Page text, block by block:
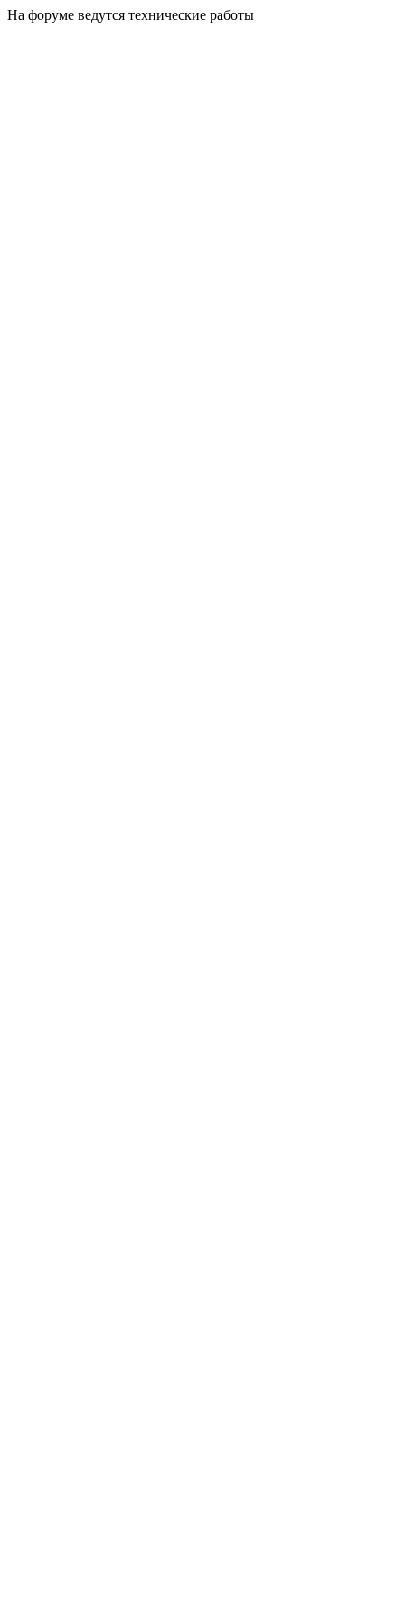
На форуме ведутся технические работы